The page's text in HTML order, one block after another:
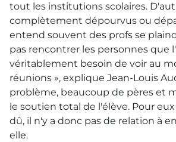
tout les institutions scolaires.
complètement dépourvus ou
entend souvent des profs se
pas rencontrer les personnes que
véritablement besoin de voir au
réunions », explique Jean-Louis
problème, beaucoup de pères et
le soutien total de l'élève. Pour
dû, il n'y a donc pas de relation à
elle.